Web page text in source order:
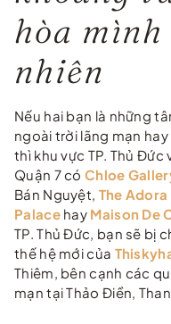
hòa
nhiên
Nếu hai bạn là những
ngoài trời lãng mạn
thì khu vực TP. Thủ Đức
Quận 7 có Chloe
Bán Nguyệt, The
Palacehay Maison De
TP. Thủ Đức, bạn sẽ bị
thế hệ mới của
Thiêm, bên cạnh các
mạn tại Thảo Điền,